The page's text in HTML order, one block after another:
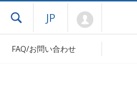
ドロワーメニューを開く
JP
FAQ/お問い合わせ